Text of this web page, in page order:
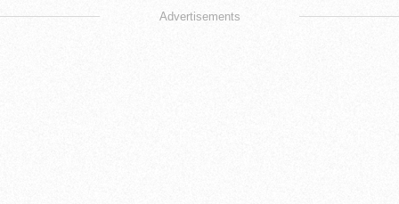
Advertisements